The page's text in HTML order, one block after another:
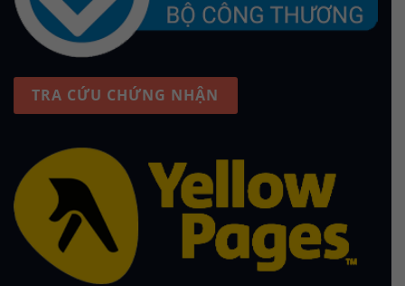
TRA CỨU CHỨNG NHẬN